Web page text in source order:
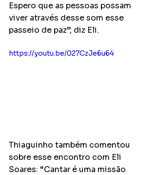
Espero que as pessoas possam
viver através desse som esse
passeio de paz”, diz Eli.
https://youtu.be/027CzJe6u64
Thiaguinho também comentou
sobre esse encontro com Eli
Soares: “Cantar é uma missão